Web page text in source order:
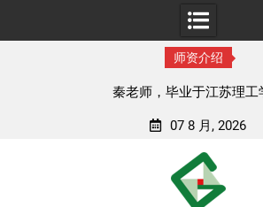
师资介绍
师，毕业于江苏理工学院
07 8 月, 2026